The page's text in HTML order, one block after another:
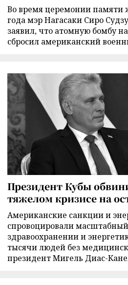
Во время церемонии памяти
года мэр Нагасаки Сиро
заявил, что атомную бомбу
сбросил американский
Президент Кубы
тяжелом кризисе на
Американские санкции и
спровоцировали
здравоохранении и
тысячи людей без
президент Мигель Диас-